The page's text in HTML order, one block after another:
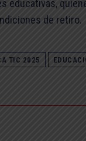
educativas,
de retiro.
TIC 2025